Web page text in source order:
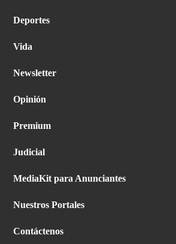
Deportes
Vida
Newsletter
Opinión
Premium
Judicial
MediaKit para Anunciantes
Nuestros Portales
Contáctenos